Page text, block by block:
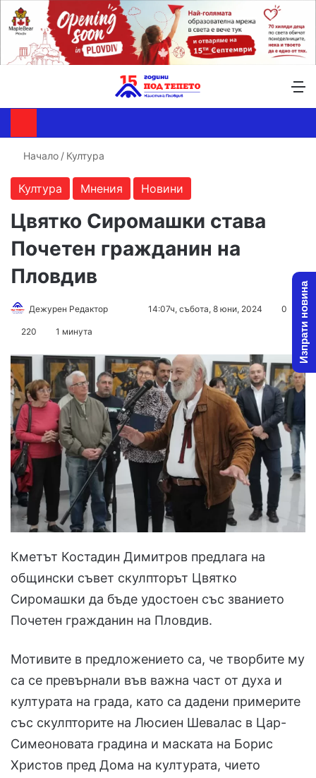
Начало / Култура
Култура Мнения Новини
Цвятко Сиромашки става
Почетен гражданин на
Пловдив
Дежурен Редактор
Send14:07ч, събота, 8 юни, 2024 0
220 1 минута
Кметът Костадин Димитров предлага на
общински съвет скулпторът Цвятко
Сиромашки да бъде удостоен със званието
Почетен гражданин на Пловдив.
Мотивите в предложението са, че творбите му
са се превърнали във важна част от духа и
културата на града, като са дадени примерите
със скулпторите на Люсиен Шевалас в Цар-
Симеоновата градина и маската на Борис
Христов пред Дома на културата, чието
Изпрати новина